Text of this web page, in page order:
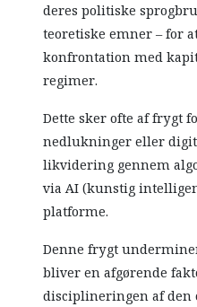
deres politiske
teoretiske emner – for
konfrontation med
regimer.
Dette sker ofte af frygt
nedlukninger eller
likvidering gennem
via AI (kunstig
platforme.
Denne frygt
bliver en afgørende
disciplineringen af den